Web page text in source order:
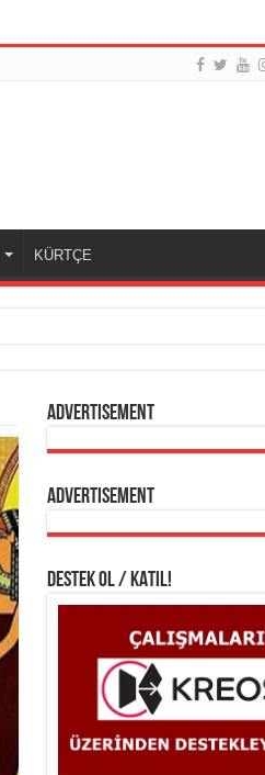
KÜRTÇE
Advertisement
Advertisement
DESTEK OL / KATIL!